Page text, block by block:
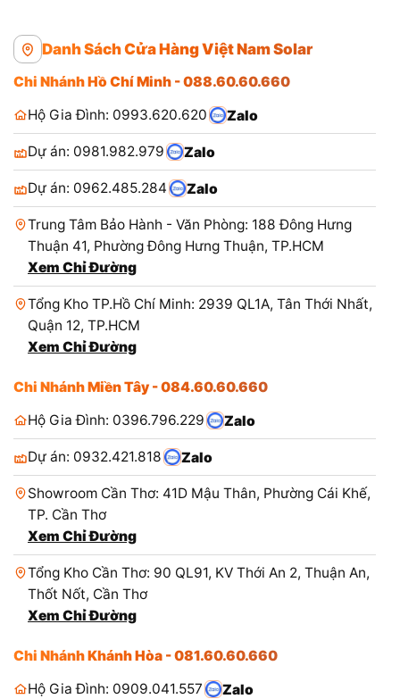
Danh Sách Cửa Hàng Việt Nam Solar
Chi Nhánh Hồ Chí Minh - 088.60.60.660
Hộ Gia Đình: 0993.620.620
Zalo
Dự án: 0981.982.979 Zalo
Dự án: 0962.485.284 Zalo
Trung Tâm Bảo Hành - Văn Phòng: 188 Đông Hưng
Thuận 41, Phường Đông Hưng Thuận, TP.HCM
Xem Chỉ Đường
Tổng Kho TP.Hồ Chí Minh: 2939 QL1A, Tân Thới Nhất,
Quận 12, TP.HCM
Xem Chỉ Đường
Chi Nhánh Miền Tây - 084.60.60.660
Hộ Gia Đình: 0396.796.229
Zalo
Dự án: 0932.421.818 Zalo
Showroom Cần Thơ: 41D Mậu Thân, Phường Cái Khế,
TP. Cần Thơ
Xem Chỉ Đường
Tổng Kho Cần Thơ: 90 QL91, KV Thới An 2, Thuận An,
Thốt Nốt, Cần Thơ
Xem Chỉ Đường
Chi Nhánh Khánh Hòa - 081.60.60.660
Hộ Gia Đình: 0909.041.557
Zalo